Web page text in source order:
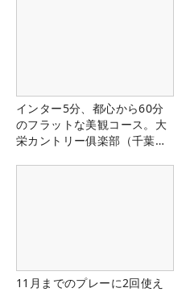
インター5分、都心から60分
のフラットな美観コース。大
栄カントリー俱楽部（千葉
11月までのプレーに2回使え